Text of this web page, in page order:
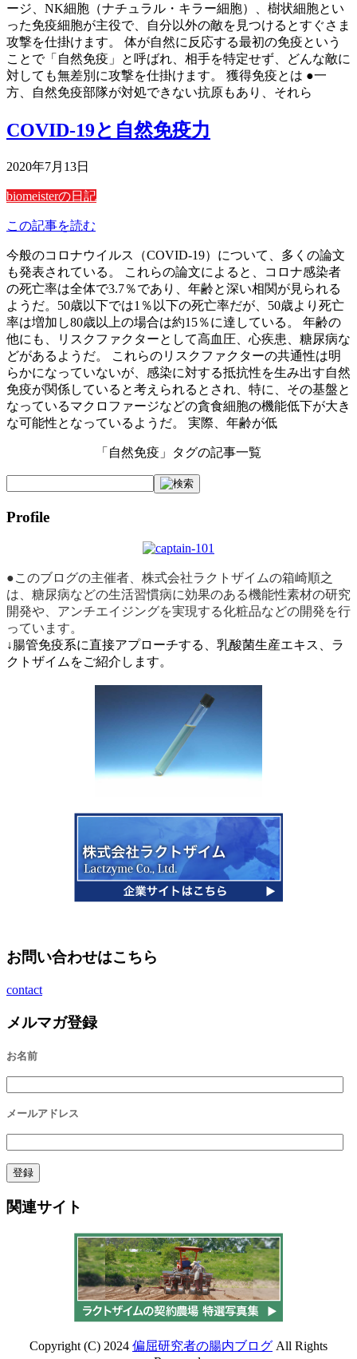
ージ、NK細胞（ナチュラル・キラー細胞）、樹状細胞とい
った免疫細胞が主役で、自分以外の敵を見つけるとすぐさま
攻撃を仕掛けます。 体が自然に反応する最初の免疫という
ことで「自然免疫」と呼ばれ、相手を特定せず、どんな敵に
対しても無差別に攻撃を仕掛けます。 獲得免疫とは ●一
方、自然免疫部隊が対処できない抗原もあり、それら
COVID-19と自然免疫力
2020年7月13日
biomeisterの日記
この記事を読む
今般のコロナウイルス（COVID-19）について、多くの論文
も発表されている。 これらの論文によると、コロナ感染者
の死亡率は全体で3.7％であり、年齢と深い相関が見られる
ようだ。50歳以下では1％以下の死亡率だが、50歳より死亡
率は増加し80歳以上の場合は約15％に達している。 年齢の
他にも、リスクファクターとして高血圧、心疾患、糖尿病な
どがあるようだ。 これらのリスクファクターの共通性は明
らかになっていないが、感染に対する抵抗性を生み出す自然
免疫が関係していると考えられるとされ、特に、その基盤と
なっているマクロファージなどの貪食細胞の機能低下が大き
な可能性となっているようだ。 実際、年齢が低
「自然免疫」タグの記事一覧
Profile
●このブログの主催者、株式会社ラクトザイムの箱崎順之
は、糖尿病などの生活習慣病に効果のある機能性素材の研究
開発や、アンチエイジングを実現する化粧品などの開発を行
っています。
↓腸管免疫系に直接アプローチする、乳酸菌生産エキス、ラ
クトザイムをご紹介します。
お問い合わせはこちら
contact
メルマガ登録
お名前
メールアドレス
関連サイト
Copyright (C) 2024 偏屈研究者の腸内ブログ All Rights